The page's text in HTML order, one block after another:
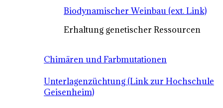
Biodynamischer Weinbau (ext. Link)
Erhaltung genetischer Ressourcen
Chimären und Farbmutationen
Unterlagenzüchtung (Link zur Hochschule
Geisenheim)